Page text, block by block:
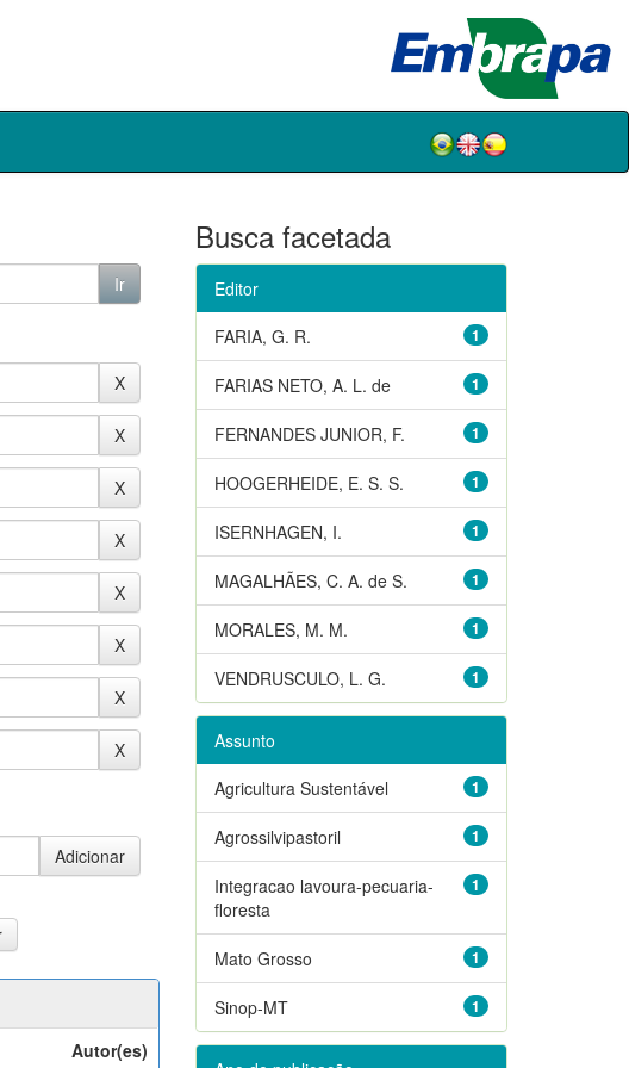
Autor(es)
Busca facetada
Editor
1
FARIA, G. R.
1
FARIAS NETO, A. L. de
1
FERNANDES JUNIOR, F.
1
HOOGERHEIDE, E. S. S.
1
ISERNHAGEN, I.
1
MAGALHÃES, C. A. de S.
1
MORALES, M. M.
1
VENDRUSCULO, L. G.
Assunto
1
Agricultura Sustentável
1
Agrossilvipastoril
1
Integracao lavoura-pecuaria-
floresta
1
Mato Grosso
1
Sinop-MT